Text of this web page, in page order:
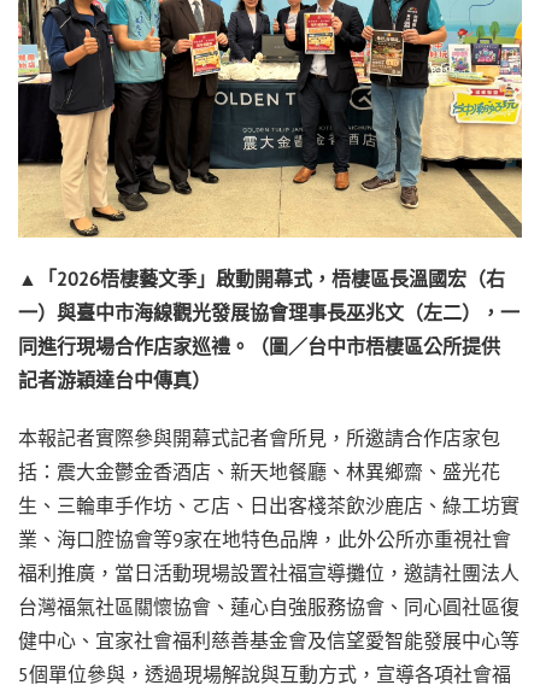
▲「2026梧棲藝文季」啟動開幕式，梧棲區長溫國宏（右
一）與臺中市海線觀光發展協會理事長巫兆文（左二），一
同進行現場合作店家巡禮。（圖／台中市梧棲區公所提供
記者游穎達台中傳真）
本報記者實際參與開幕式記者會所見，所邀請合作店家包
括：震大金鬱金香酒店、新天地餐廳、林異鄉齋、盛光花
生、三輪車手作坊、ㄛ店、日出客棧茶飲沙鹿店、綠工坊實
業、海口腔協會等9家在地特色品牌，此外公所亦重視社會
福利推廣，當日活動現場設置社福宣導攤位，邀請社團法人
台灣福氣社區關懷協會、蓮心自強服務協會、同心圓社區復
健中心、宜家社會福利慈善基金會及信望愛智能發展中心等
5個單位參與，透過現場解說與互動方式，宣導各項社會福